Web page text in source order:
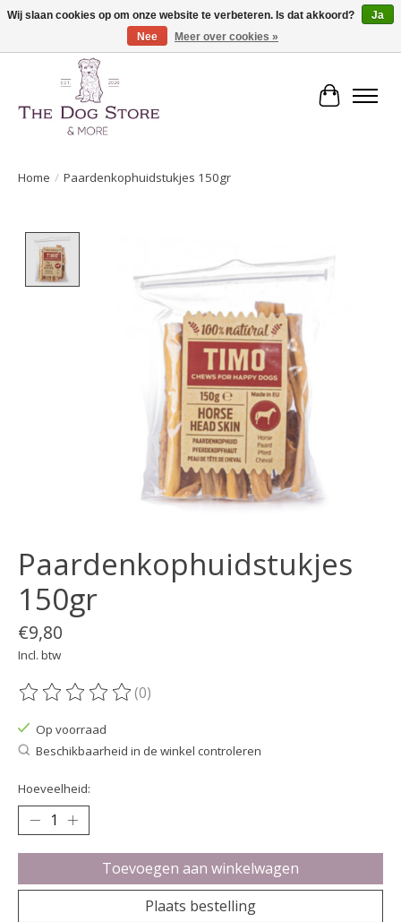
De speciaalzaak in hondenartikelen en meer!
Home / Paardenkophuidstukjes 150gr
Paardenkophuidstukjes
150gr
€9,80
Incl. btw
De beoordeling van dit product is
(0)
Op voorraad
Beschikbaarheid in de winkel controleren
Hoeveelheid:
Toevoegen aan winkelwagen
Plaats bestelling
Wij slaan cookies op om onze website te verbeteren. Is dat akkoord?
Ja
Nee
Meer over cookies »